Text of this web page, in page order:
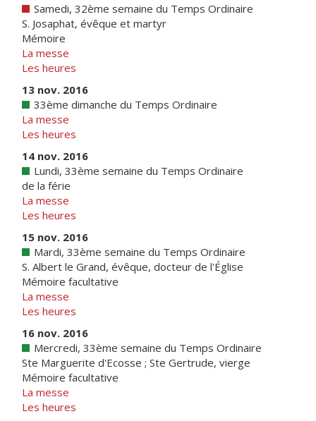
Samedi, 32ème semaine du Temps Ordinaire
S. Josaphat, évêque et martyr
Mémoire
La messe
Les heures
13 nov. 2016
33ème dimanche du Temps Ordinaire
La messe
Les heures
14 nov. 2016
Lundi, 33ème semaine du Temps Ordinaire
de la férie
La messe
Les heures
15 nov. 2016
Mardi, 33ème semaine du Temps Ordinaire
S. Albert le Grand, évêque, docteur de l'Église
Mémoire facultative
La messe
Les heures
16 nov. 2016
Mercredi, 33ème semaine du Temps Ordinaire
Ste Marguerite d'Ecosse ; Ste Gertrude, vierge
Mémoire facultative
La messe
Les heures